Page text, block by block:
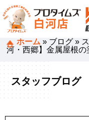
ホーム » ブログ »
河・西郷】金属屋根
スタッフブログ